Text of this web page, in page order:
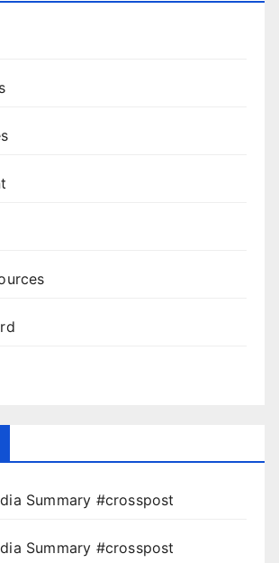
Summary #crosspost
Summary #crosspost